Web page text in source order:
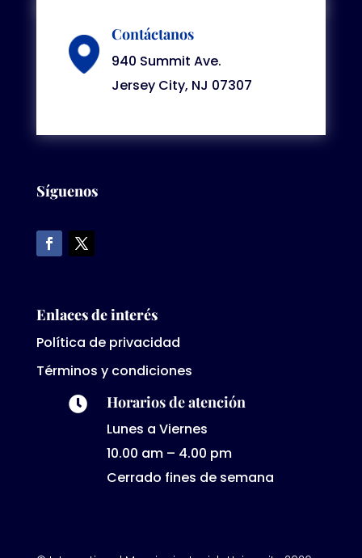
Contáctanos
940 Summit Ave.
Jersey City, NJ 07307
Síguenos
Enlaces de interés
Política de privacidad
Términos y condiciones

Horarios de atención
Lunes a Viernes
10.00 am – 4.00 pm
Cerrado fines de semana